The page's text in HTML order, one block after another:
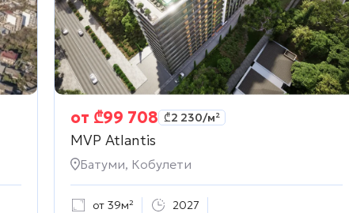
от ₾99 708 ₾2 230/м²
MVP Atlantis
Батуми, Кобулети
от 39м² 2027